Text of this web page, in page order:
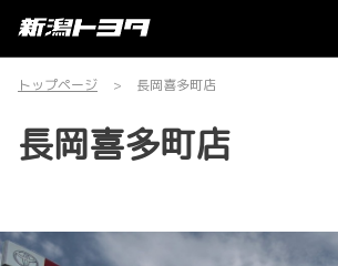
トップページ 長岡喜多町店
長岡喜多町店